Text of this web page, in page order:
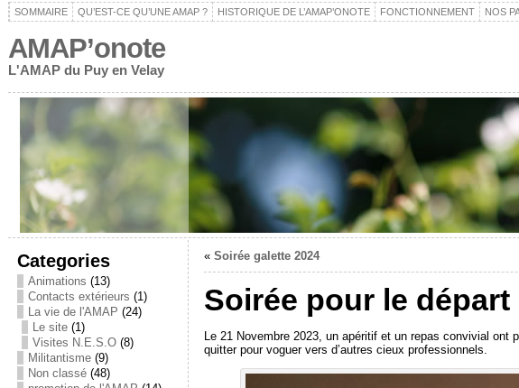
SOMMAIRE QU’EST-CE QU’UNE AMAP ? HISTORIQUE DE L’AMAP’ONOTE FONCTIONNEMENT NOS
AMAP’onote
L'AMAP du Puy en Velay
Categories
Animations (13)
Contacts extérieurs (1)
La vie de l'AMAP (24)
Le site(1)
Visites N.E.S.O(8)
Militantisme(9)
Non classé(48)
« Soirée galette 2024
Soirée pour le départ
Le 21 Novembre 2023, un apéritif et un repas convivial
quitter pour voguer vers d’autres cieux professionnels.